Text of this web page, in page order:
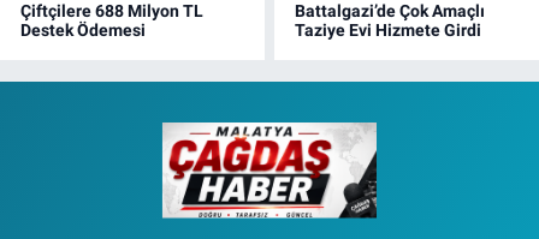
Çiftçilere 688 Milyon TL
Destek Ödemesi
Battalgazi’de Çok Amaçlı
Taziye Evi Hizmete Girdi